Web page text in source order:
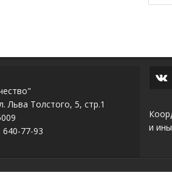
Льва Толстого, 5, стр.1
77-93
и